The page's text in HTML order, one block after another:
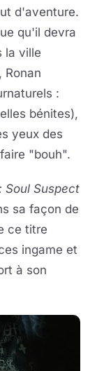
d'aventure.
qu'il devra
la ville
Ronan
:
bénites),
yeux des
"bouh".
Soul Suspect
sa façon de
ce titre
ingame et
à son